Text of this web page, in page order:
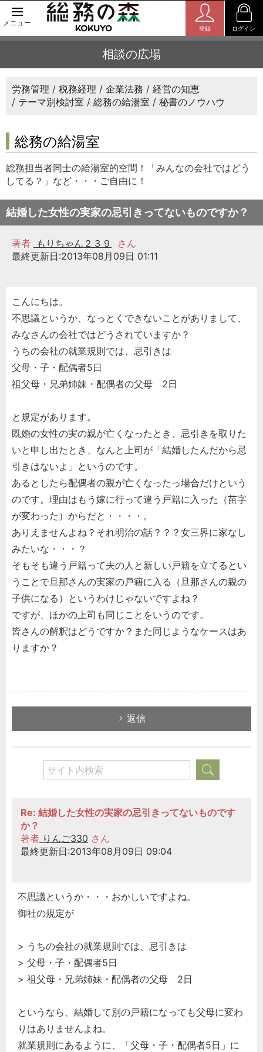
メニュー
登録 ログイン
相談の広場
労務管理 税務経理 企業法務
経営の知恵
テーマ別検討室
総務の給湯室 秘書のノウハウ
総務の給湯室
総務担当者同士の給湯室的空間！「みんなの会社ではどう
してる？」など・・・ご自由に！
結婚した女性の実家の忌引きってないものですか？
著者 もりちゃん２３９
さん
最終更新日:2013年08月09日 01:11
こんにちは。
不思議というか、なっとくできないことがありまして、
みなさんの会社ではどうされていますか？
うちの会社の就業規則では、忌引きは
父母・子・配偶者5日
祖父母・兄弟姉妹・配偶者の父母 2日
と規定があります。
既婚の女性の実の親が亡くなったとき、忌引きを取りた
いと申し出たとき、なんと上司が「結婚したんだから忌
引きはないよ」というのです。
あるとしたら配偶者の親が亡くなったっ場合だけという
のです。理由はもう嫁に行って違う戸籍に入った（苗字
が変わった）からだと・・・・。
ありえませんよね？それ明治の話？？？女三界に家なし
みたいな・・・？
そもそも違う戸籍って夫の人と新しい戸籍を立てるとい
うことで旦那さんの実家の戸籍に入る（旦那さんの親の
子供になる）というわけじゃないですよね？
ですが、ほかの上司も同じことをいうのです。
皆さんの解釈はどうですか？また同じようなケースはあ
りますか？
返信
Re: 結婚した女性の実家の忌引きってないものです
か？
著者 りんご330 さん
最終更新日:2013年08月09日 09:04
不思議というか・・・おかしいですよね。
御社の規定が
> うちの会社の就業規則では、忌引きは
> 父母・子・配偶者5日
> 祖父母・兄弟姉妹・配偶者の父母 2日
というなら、結婚して別の戸籍になっても父母に変わ
りはありませんよね。
就業規則にあるように、「父母・子・配偶者5日」に